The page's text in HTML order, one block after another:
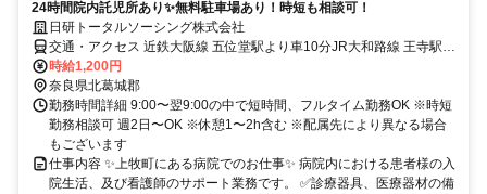
24時間院内託児所あり✨無料駐車場あり！時短も相談可！
日研トータルソーシング株式会社
交通・アクセス 近鉄大阪線 五位堂駅より車10分JR大和路線 王寺駅よ
り車12分※車通勤OK(無料駐車場あり)
時給1,200円
奈良県北葛城郡
勤務時間詳細 9:00〜翌9:00の中で短時間、フルタイム勤務OK ※時短
勤務相談可 週2日〜OK ※休憩1〜2h含む ※配属先により異なる場合
もございます
仕事内容 ✨上牧町にある病院でのお仕事✨ 病院内における患者様の入
院生活、及び看護師のサポート業務です。 ✅診療器具、医療器材の備